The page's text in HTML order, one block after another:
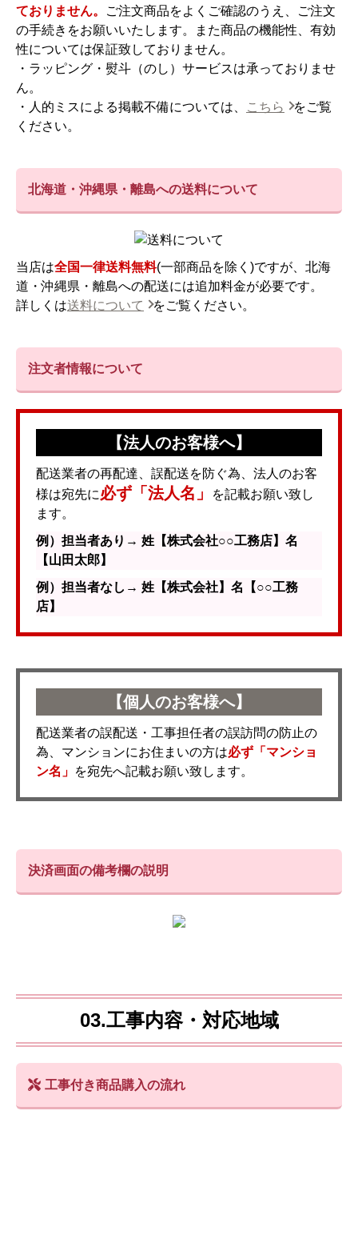
ておりません。
ご注文商品をよくご確認のうえ、ご注文
の手続きをお願いいたします。また商品の機能性、有効
性については保証致しておりません。
・ラッピング・熨斗（のし）サービスは承っておりませ
ん。
・人的ミスによる掲載不備については、
こちら
をご覧
ください。
北海道・沖縄県・離島への送料について
当店は全国一律送料無料(一部商品を除く)ですが、北海
道・沖縄県・離島への配送には追加料金が必要です。
詳しくは送料について をご覧ください。
注文者情報について
【法人のお客様へ】
配送業者の再配達、誤配送を防ぐ為、法人のお客
様は宛先に必ず「法人名」
を記載お願い致し
ます。
例）担当者あり→ 姓【株式会社○○工務店】名
【山田太郎】
例）担当者なし→ 姓【株式会社】名【○○工務
店】
【個人のお客様へ】
配送業者の誤配送・工事担任者の誤訪問の防止の
為、マンションにお住まいの方は必ず「マンショ
ン名」 を宛先へ記載お願い致します。
決済画面の備考欄の説明
03.工事内容・対応地域
工事付き商品購入の流れ